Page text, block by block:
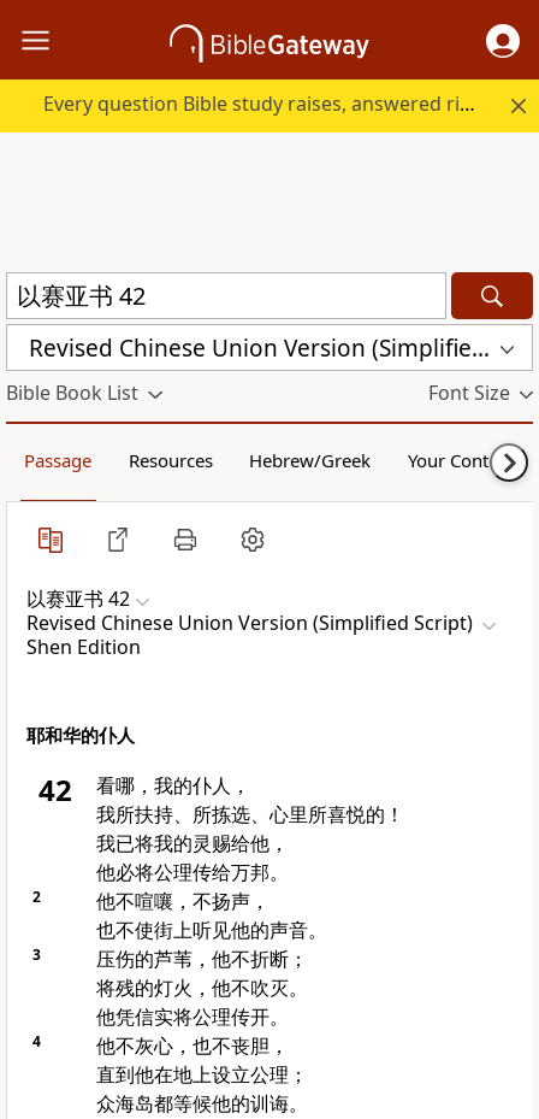
Every question Bible study raises, answered right here.
Revised Chinese Union Version (Simplified Script) Shen Edition (RCU17SS)
Bible Book List Font Size
Passage Resources Hebrew/Greek Your Content
以赛亚书 42
Revised Chinese Union Version (Simplified Script)
Shen Edition
耶和华的仆人
42
看哪，我的仆人，
我所扶持、所拣选、心里所喜悦的！
我已将我的灵赐给他，
他必将公理传给万邦。
2
他不喧嚷，不扬声，
也不使街上听见他的声音。
3
压伤的芦苇，他不折断；
将残的灯火，他不吹灭。
他凭信实将公理传开。
4
他不灰心，也不丧胆，
直到他在地上设立公理；
众海岛都等候他的训诲。